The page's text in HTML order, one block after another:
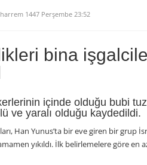
1447 Perşembe 23:52
bina
içinde olduğu bubi
ve yaralı olduğu kaydedildi.
Han Yunus’ta bir eve giren bir grup
yıkıldı. İlk belirlemelere göre en